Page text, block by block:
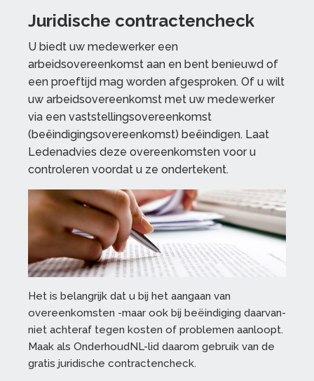
Juridische contractencheck
U biedt uw medewerker een
arbeidsovereenkomst aan en bent benieuwd of
een proeftijd mag worden afgesproken. Of u wilt
uw arbeidsovereenkomst met uw medewerker
via een vaststellingsovereenkomst
(beëindigingsovereenkomst) beëindigen. Laat
Ledenadvies deze overeenkomsten voor u
controleren voordat u ze ondertekent.
Het is belangrijk dat u bij het aangaan van
overeenkomsten -maar ook bij beëindiging daarvan-
niet achteraf tegen kosten of problemen aanloopt.
Maak als OnderhoudNL-lid daarom gebruik van de
gratis juridische contractencheck.